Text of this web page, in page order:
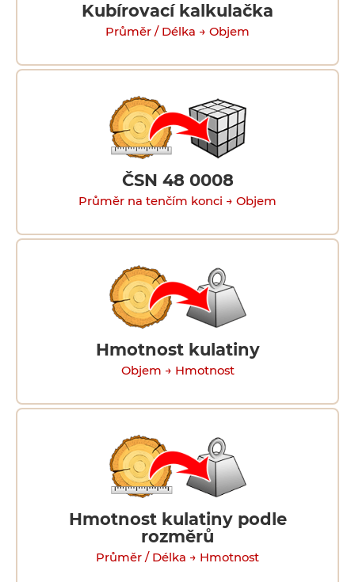
Kubírovací kalkulačka
Průměr / Délka → Objem
ČSN 48 0008
Průměr na tenčím konci → Objem
Hmotnost kulatiny
Objem → Hmotnost
Hmotnost kulatiny podle
rozměrů
Průměr / Délka → Hmotnost